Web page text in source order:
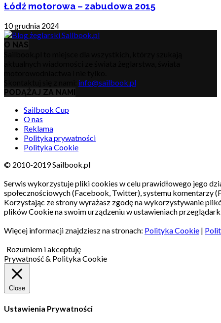
Łódź motorowa – zabudowa 2015
10 grudnia 2024
O NAS
info@sailbook.pl
PODĄŻAJ ZA NAMI
Sailbook Cup
O nas
Reklama
Polityka prywatności
Polityka Cookie
© 2010-2019 Sailbook.pl
Serwis wykorzystuje pliki cookies w celu prawidłowego jego
społecznościowych (Facebook, Twitter), systemu komentarzy
Korzystając ze strony wyrażasz zgodę na wykorzystywanie
plików Cookie na swoim urządzeniu w ustawieniach
Więcej informacji znajdziesz na stronach: Polityka Cookie |
Rozumiem i akceptuję
Prywatność & Polityka Cookie
Close
Ustawienia Prywatności